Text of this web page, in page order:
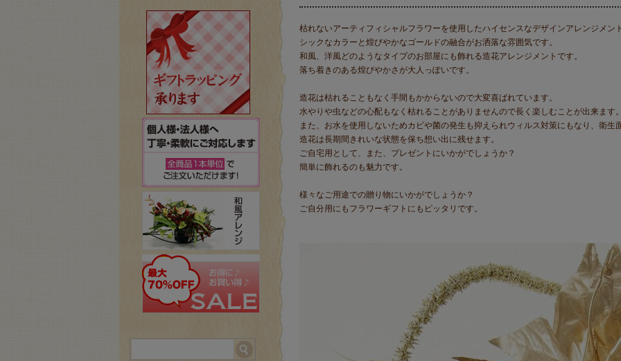
枯れないアーティフィシャルフラワーを使用したハイセンスなデザインアレンジメン
シックなカラーと煌びやかなゴールドの融合がお洒落な雰囲気です。
和風、洋風どのようなタイプのお部屋にも飾れる造花アレンジメントです。
落ち着きのある煌びやかさが大人っぽいです。
造花は枯れることもなく手間もかからないので大変喜ばれています。
水やりや虫などの心配もなく枯れることがありませんので長く楽しむことが出来ます
また、お水を使用しないためカビや菌の発生も抑えられウィルス対策にもなり、衛生
造花は長期間きれいな状態を保ち想い出に残せます。
ご自宅用として、また、プレゼントにいかがでしょうか？
簡単に飾れるのも魅力です。
様々なご用途での贈り物にいかがでしょうか？
ご自分用にもフラワーギフトにもピッタリです。